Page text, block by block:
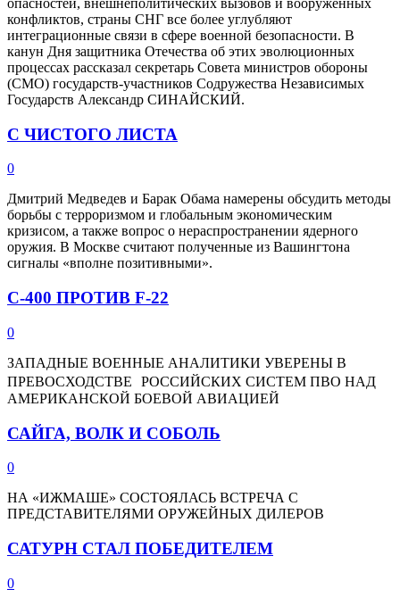
опасностей, внешнеполитических вызовов и вооруженных
конфликтов, страны СНГ все более углубляют
интеграционные связи в сфере военной безопасности. В
канун Дня защитника Отечества об этих эволюционных
процессах рассказал секретарь Совета министров обороны
(СМО) государств-участников Содружества Независимых
Государств Александр СИНАЙСКИЙ.
С ЧИСТОГО ЛИСТА
0
Дмитрий Медведев и Барак Обама намерены обсудить методы
борьбы с терроризмом и глобальным экономическим
кризисом, а также вопрос о нераспространении ядерного
оружия. В Москве считают полученные из Вашингтона
сигналы «вполне позитивными».
С-400 ПРОТИВ F-22
0
ЗАПАДНЫЕ ВОЕННЫЕ АНАЛИТИКИ УВЕРЕНЫ В
ПРЕВОСХОДСТВЕ РОССИЙСКИХ СИСТЕМ ПВО НАД
АМЕРИКАНСКОЙ БОЕВОЙ АВИАЦИЕЙ
САЙГА, ВОЛК И СОБОЛЬ
0
НА «ИЖМАШЕ» СОСТОЯЛАСЬ ВСТРЕЧА С
ПРЕДСТАВИТЕЛЯМИ ОРУЖЕЙНЫХ ДИЛЕРОВ
САТУРН СТАЛ ПОБЕДИТЕЛЕМ
0